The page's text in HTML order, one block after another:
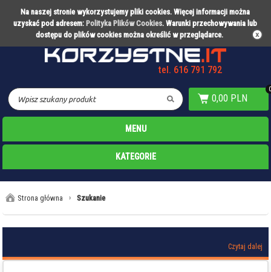
Na naszej stronie wykorzystujemy pliki cookies. Więcej informacji można
uzyskać pod adresem: Polityka Plików Cookies. Warunki przechowywania lub
dostępu do plików cookies można określić w przeglądarce.
Partner technologiczny Warty Poznań
tel. 616 791 792
0,00 PLN
0
MENU
KATEGORIE
Strona główna › Szukanie
Czytaj dalej